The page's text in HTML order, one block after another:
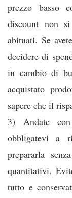
prezzo basso
discount non
abituati. Se
decidere di
in cambio di
acquistato
sapere che il
3) Andate
obbligatevi a
prepararla
quantitativi.
tutto e